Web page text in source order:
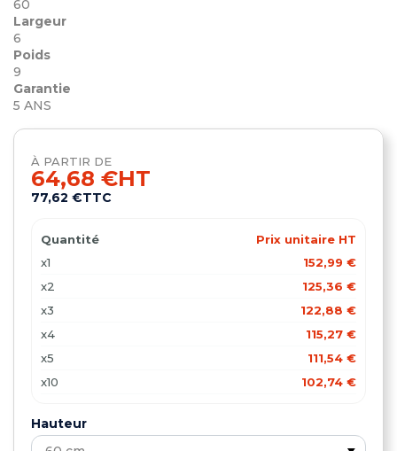
60
Largeur
6
Poids
9
Garantie
5 ANS
À PARTIR DE
64,68 €HT
77,62 €TTC
Quantité
Prix unitaire HT
x1
152,99 €
x2
125,36 €
x3
122,88 €
x4
115,27 €
x5
111,54 €
x10
102,74 €
x20
Hauteur